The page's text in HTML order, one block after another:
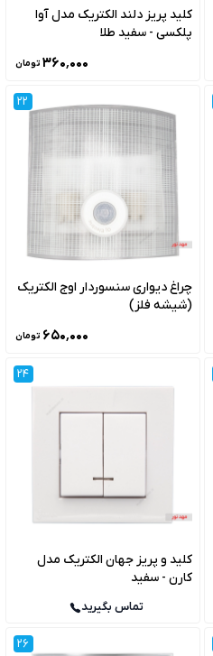
کلید پریز دلند الکتریک مدل آوا
پلکسی - سفید طلا
۳۶۰٬۰۰۰ تومان
22
چراغ دیواری سنسوردار اوج الکتریک
(شیشه فلز)
۶۵۰٬۰۰۰ تومان
24
کلید و پریز جهان الکتریک مدل
کارن - سفید
تماس بگیرید
26